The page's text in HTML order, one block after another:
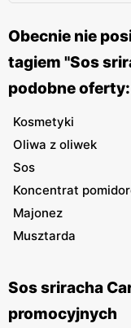
Obecnie nie
tagiem "Sos
podobne oferty:
Kosmetyki
Oliwa z oliwek
Sos
Koncentrat
Majonez
Musztarda
Sos sriracha
promocyjnych